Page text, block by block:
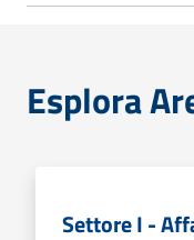
Esplora
Settore I -